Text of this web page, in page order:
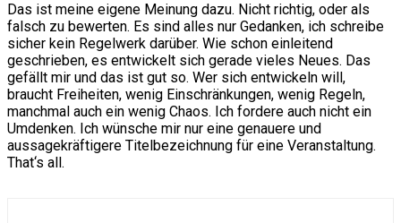
Das ist meine eigene Meinung dazu. Nicht richtig, oder als
falsch zu bewerten. Es sind alles nur Gedanken, ich schreibe
sicher kein Regelwerk darüber. Wie schon einleitend
geschrieben, es entwickelt sich gerade vieles Neues. Das
gefällt mir und das ist gut so. Wer sich entwickeln will,
braucht Freiheiten, wenig Einschränkungen, wenig Regeln,
manchmal auch ein wenig Chaos. Ich fordere auch nicht ein
Umdenken. Ich wünsche mir nur eine genauere und
aussagekräftigere Titelbezeichnung für eine Veranstaltung.
That‘s all.